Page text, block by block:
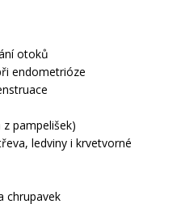
otoků
endometrióze
z pampelišek)
ledviny i krvetvorné
chrupavek